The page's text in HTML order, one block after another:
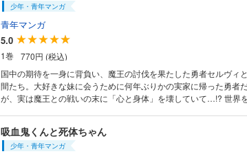
少年・青年マンガ
青年マンガ
5.0
1巻
770円 (税込)
国中の期待を一身に背負い、魔王の討伐を果たした勇者セルヴィ
間たち。大好きな妹に会うために何年ぶりかの実家に帰った勇者
が、実は魔王との戦いの末に「心と身体」を壊していて…!? 世界
吸血鬼くんと死体ちゃん
少年・青年マンガ